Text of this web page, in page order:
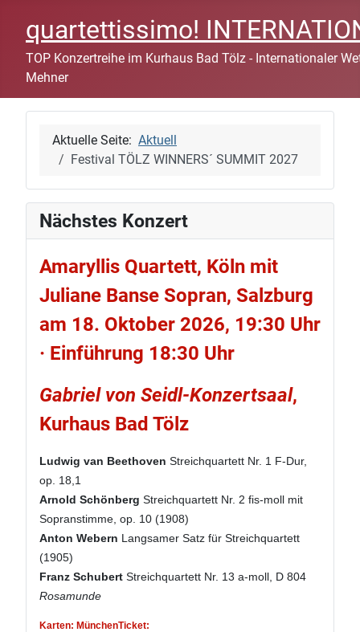
quartettissimo!
TOP Konzertreihe im Kurhaus Bad Tölz - Internationaler
Mehner
Aktuelle Seite: Aktuell
Festival TÖLZ WINNERS´ SUMMIT 2027
Nächstes Konzert
Amaryllis Quartett, Köln mit
Juliane Banse Sopran, Salzburg
am 18. Oktober 2026, 19:30 Uhr
· Einführung 18:30 Uhr
Gabriel von Seidl-Konzertsaal,
Kurhaus Bad Tölz
Ludwig van Beethoven Streichquartett Nr. 1 F-Dur,
op. 18,1
Arnold Schönberg Streichquartett Nr. 2 fis-moll mit
Sopranstimme, op. 10 (1908)
Anton Webern Langsamer Satz für Streichquartett
(1905)
Franz Schubert Streichquartett Nr. 13 a-moll, D 804
Rosamunde
Karten: MünchenTicket: